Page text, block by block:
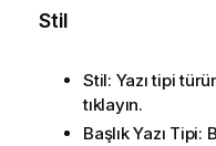
Stil
Stil: Yazı tipi
tıklayın.
Başlık Yazı